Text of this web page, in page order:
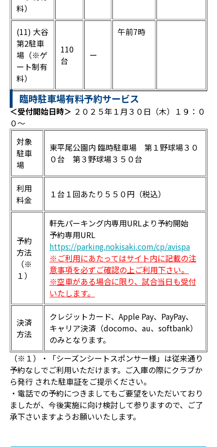
料）
(11) 大谷
第2駐車
場（※ゲ
ート制有
料）
110
台
ー
午前7時
臨時駐車場有料予約サービス
＜受付開始日時＞ ２０２５年１月３０日（木）１９：０
０～
対象
駐車
場
東平尾公園内 臨時駐車場 第１野球場３０
０台 第３野球場３５０台
利用
料金
１台１回あたり５５０円（税込）
予約
方法
（※
１）
軒先パーキング内専用URLより予約開始
予約専用URL
https://parking.nokisaki.com/cp/avispa
※ご利用にあたってはサイト内に記載の注
意事項を必ずご確認の上ご利用下さい。
※空車がある場合に限り、試合当日も受付
いたします。
決済
方法
クレジットカード、Apple Pay、PayPay、
キャリア決済（docomo、au、softbank）
のみとなります。
（※１）・「シーズンシートスポンサー様」は従来通り
予約なしでご利用いただけます。ご入庫の際にクラブか
ら発行 された駐車証をご提示ください。
・電話での予約につきましてもご要望をいただいており
ましたが、今後実施に向け検討して参りますので、ご了
承下さいますようお願いいたします。